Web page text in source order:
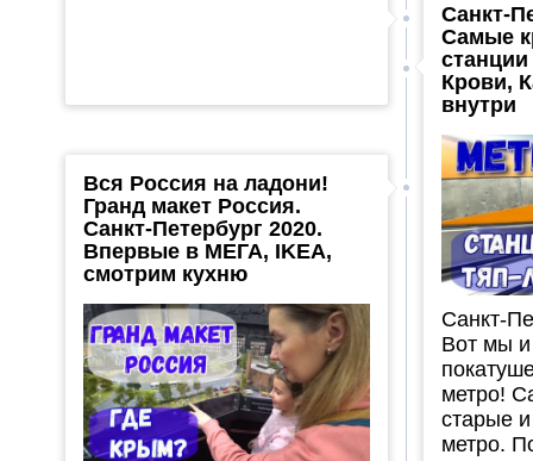
Санкт-
Самые
Крови,
внутри
Санкт-
Вот мы
метро!
старые
метро.
Вся Россия на ладони!
Гранд макет Россия.
Санкт-Петербург 2020.
Впервые в МЕГА, IKEA,
смотрим кухню